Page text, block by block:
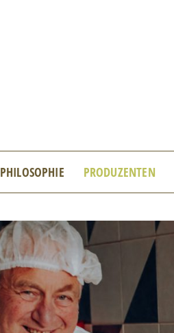
PHILOSOPHIE PRODUZENTEN